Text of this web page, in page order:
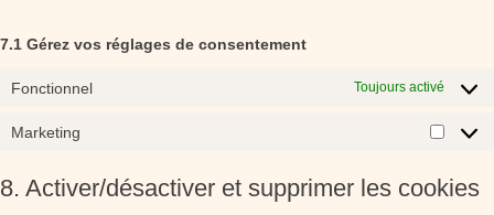
7.1 Gérez vos réglages de consentement
Fonctionnel Toujours activé
Marketing
8. Activer/désactiver et supprimer les cookies